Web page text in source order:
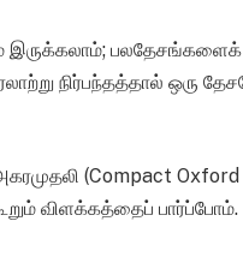
இருக்கலாம்;
நிர்பந்தத்தால் ஒரு
(Compact Oxford
விளக்கத்தைப் பார்ப்போம்.